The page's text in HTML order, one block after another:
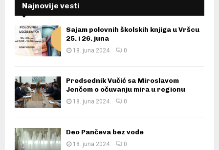
Najnovije vesti
Sajam polovnih školskih knjiga u Vršcu
25. i 26. juna
18. juna 2024. 0
Predsednik Vučić sa Miroslavom
Jenčom o očuvanju mira u regionu
18. juna 2024. 0
Deo Pančeva bez vode
18. juna 2024. 0